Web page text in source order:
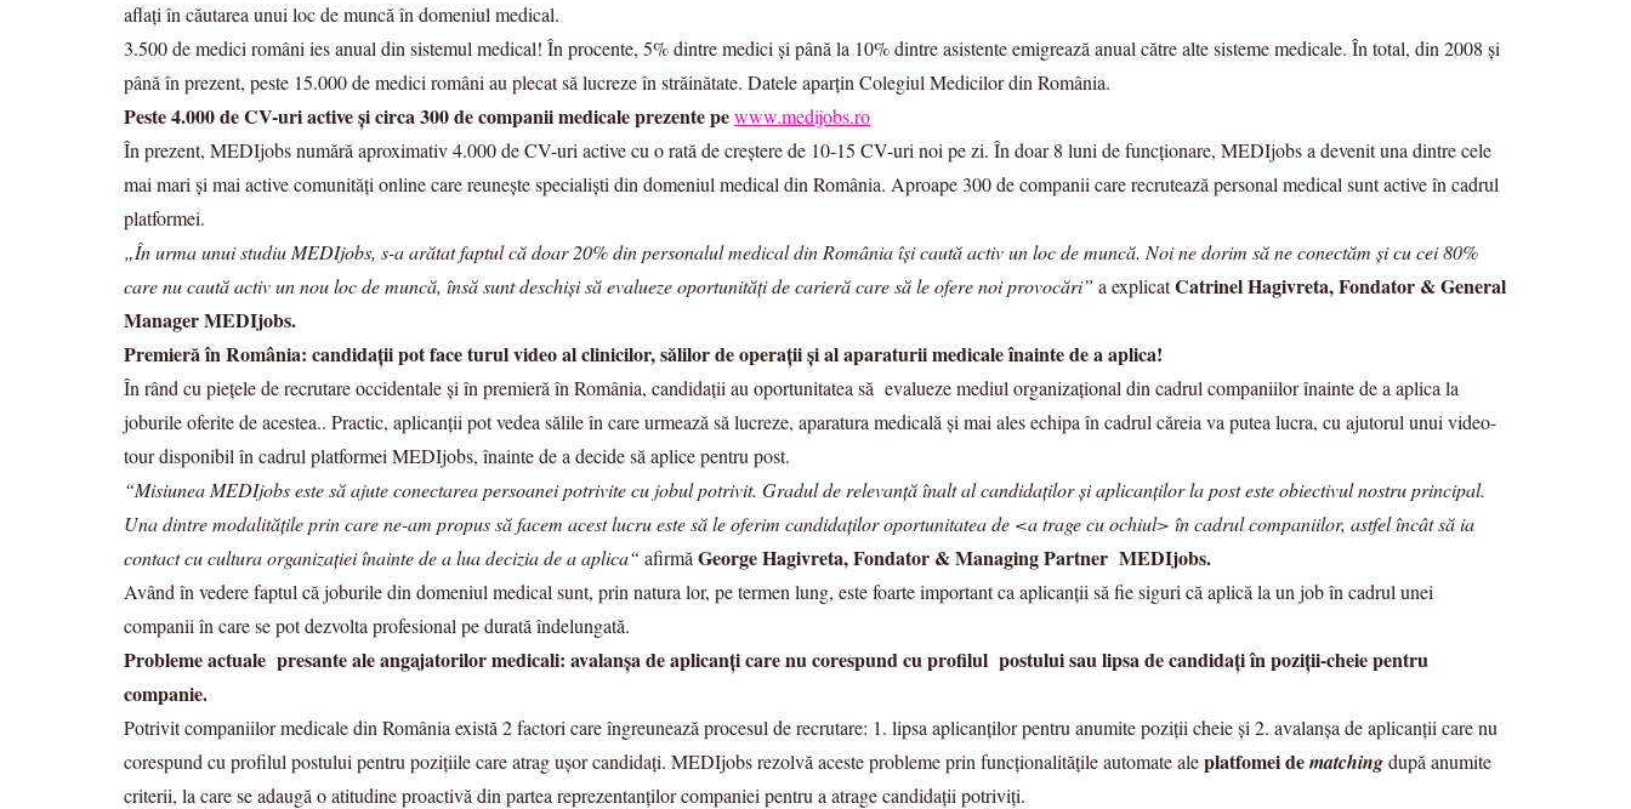
aflați în căutarea unui loc de muncă în domeniul medical.
3.500 de medici români ies anual din sistemul medical! În procente, 5% dintre medici și până la 10% dintre asistente emigrează anual către alte sisteme medicale. În total, din 2008 și
până în prezent, peste 15.000 de medici români au plecat să lucreze în străinătate. Datele aparțin Colegiul Medicilor din România.
Peste 4.000 de CV-uri active și circa 300 de companii medicale prezente pewww.medijobs.ro
În prezent, MEDIjobs numără aproximativ 4.000 de CV-uri active cu o rată de creștere de 10-15 CV-uri noi pe zi. În doar 8 luni de funcționare, MEDIjobs a devenit una dintre cele
mai mari și mai active comunități online care reunește specialiști din domeniul medical din România. Aproape 300 de companii care recrutează personal medical sunt active în cadrul
platformei.
„În urma unui studiu MEDIjobs, s-a arătat faptul că doar 20% din personalul medical din România își caută activ un loc de muncă. Noi ne dorim să ne conectăm și cu cei 80%
care nu caută activ un nou loc de muncă, însă sunt deschiși să evalueze oportunități de carieră care să le ofere noi provocări” a explicatCatrinel Hagivreta, Fondator & General
Manager MEDIjobs.
Premieră în România: candidații pot face turul video al clinicilor, sălilor de operații și al aparaturii medicale înainte de a aplica!
În rând cu piețele de recrutare occidentale și în premieră în România, candidații au oportunitatea să evalueze mediul organizațional din cadrul companiilor înainte de a aplica la
joburile oferite de acestea.. Practic, aplicanții pot vedea sălile în care urmează să lucreze, aparatura medicală și mai ales echipa în cadrul căreia va putea lucra, cu ajutorul unui video-
tour disponibil în cadrul platformei MEDIjobs, înainte de a decide să aplice pentru post.
“Misiunea MEDIjobs este să ajute conectarea persoanei potrivite cu jobul potrivit. Gradul de relevanță înalt al candidaților și aplicanților la post este obiectivul nostru principal.
Una dintre modalitățile prin care ne-am propus să facem acest lucru este să le oferim candidaților oportunitatea de <a trage cu ochiul> în cadrul companiilor, astfel încât să ia
contact cu cultura organizației înainte de a lua decizia de a aplica“ afirmă George Hagivreta, Fondator & Managing Partner MEDIjobs.
Având în vedere faptul că joburile din domeniul medical sunt, prin natura lor, pe termen lung, este foarte important ca aplicanții să fie siguri că aplică la un job în cadrul unei
companii în care se pot dezvolta profesional pe durată îndelungată.
Probleme actuale presante ale angajatorilor medicali: avalanșa de aplicanți care nu corespund cu profilul postului sau lipsa de candidați în poziții-cheie pentru
companie.
Potrivit companiilor medicale din România există 2 factori care îngreunează procesul de recrutare: 1. lipsa aplicanților pentru anumite poziții cheie și 2. avalanșa de aplicanții care nu
corespund cu profilul postului pentru pozițiile care atrag ușor candidați. MEDIjobs rezolvă aceste probleme prin funcționalitățile automate aleplatfomei dematchingdupă anumite
criterii, la care se adaugă o atitudine proactivă din partea reprezentanților companiei pentru a atrage candidații potriviți.